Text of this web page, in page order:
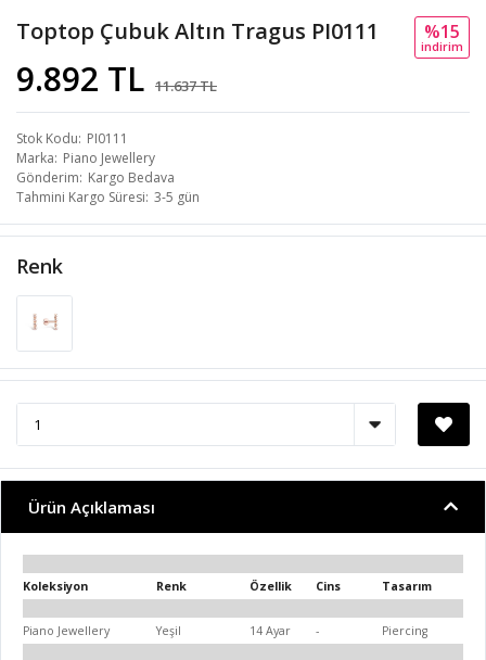
Toptop Çubuk Altın Tragus PI0111
9.892 TL 11.637 TL
%15
i̇ndi̇ri̇m
Stok Kodu PI0111
Marka Piano Jewellery
Gönderim Kargo Bedava
Tahmini Kargo Süresi 3-5 gün
Renk
Ürün Açıklaması
Koleksiyon Renk Özellik Cins Tasarım
Piano Jewellery Yeşil 14 Ayar - Piercing